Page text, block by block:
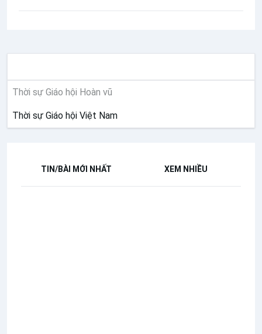
Thời sự Giáo hội Hoàn vũ
Thời sự Giáo hội Việt Nam
TIN/BÀI MỚI NHẤT XEM NHIỀU